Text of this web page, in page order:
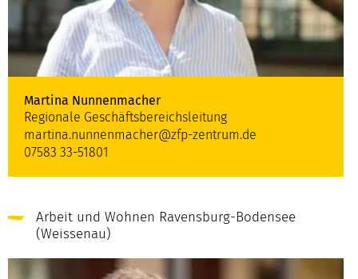
Martina Nunnenmacher
Regionale Geschäftsbereichsleitung
martina.nunnenmacher@zfp-zentrum.de
07583 33-51801
Arbeit und Wohnen Ravensburg-Bodensee
(Weissenau)